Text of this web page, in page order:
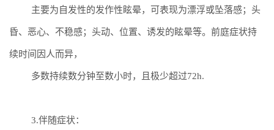
主要为自发性的发作性眩晕， 可表现为漂浮或坠落感； 头
昏、恶心、不稳感；头动、位置、诱发的眩晕等。 前庭症状持
续时间 因人而异，
多数持续数分钟至数小时， 且 极少超过72h.
3.伴随症状：